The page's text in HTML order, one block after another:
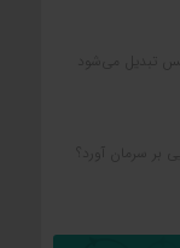
بر سرمان آورد؟